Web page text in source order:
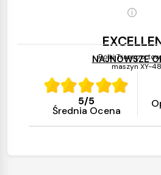
Rolki
maszyn XY-48
5/5
Średnia Ocena
NAJNOWSZE
08.12.2022
używam już od ponad roku i
zestaw, sprawdzony,